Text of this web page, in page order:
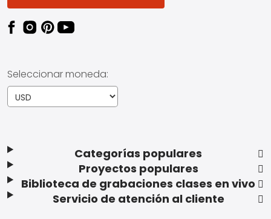
Categorías populares
Proyectos populares
Biblioteca de grabaciones clases en vivo
Servicio de atención al cliente
Seleccionar moneda: